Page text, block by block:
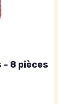
- 8 pièces